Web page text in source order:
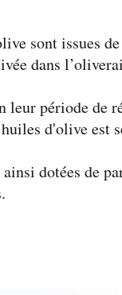
sont issues
dans
leur période de
d'olive est
ainsi dotées de